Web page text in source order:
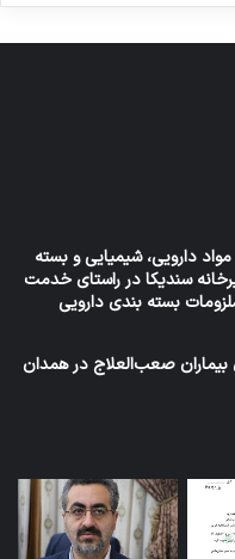
دارویی، شیمیایی و بسته
سندیکا در راستای خدمت
بسته بندی دارویی
بیماران صعب‌العلاج در همدان